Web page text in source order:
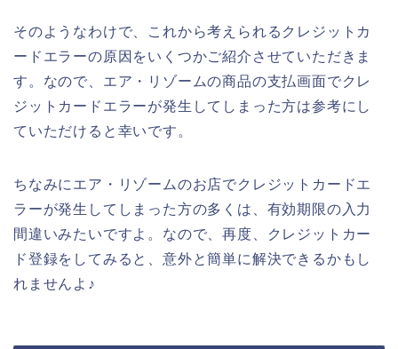
そのようなわけで、これから考えられるクレジットカ
ードエラーの原因をいくつかご紹介させていただきま
す。なので、エア・リゾームの商品の支払画面でクレ
ジットカードエラーが発生してしまった方は参考にし
ていただけると幸いです。
ちなみにエア・リゾームのお店でクレジットカードエ
ラーが発生してしまった方の多くは、有効期限の入力
間違いみたいですよ。なので、再度、クレジットカー
ド登録をしてみると、意外と簡単に解決できるかもし
れませんよ♪